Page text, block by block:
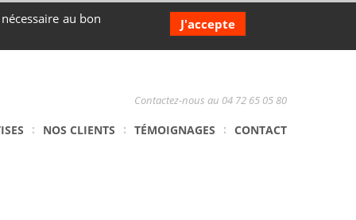
Contactez-nous au 04 72 65 05 80
NOS CLIENTS TÉMOIGNAGES CONTACT
au bon
J'accepte